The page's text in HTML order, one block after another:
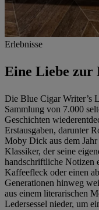
Erlebnisse
Eine Liebe
Die Blue Cigar Writer’s
Sammlung von 7.000
Geschichten
Erstausgaben, darunter
Moby Dick aus dem
Klassiker, der seine
handschriftliche Notizen
Kaffeefleck oder einen
Generationen hinweg
aus einem literarischen
Ledersessel nieder, um